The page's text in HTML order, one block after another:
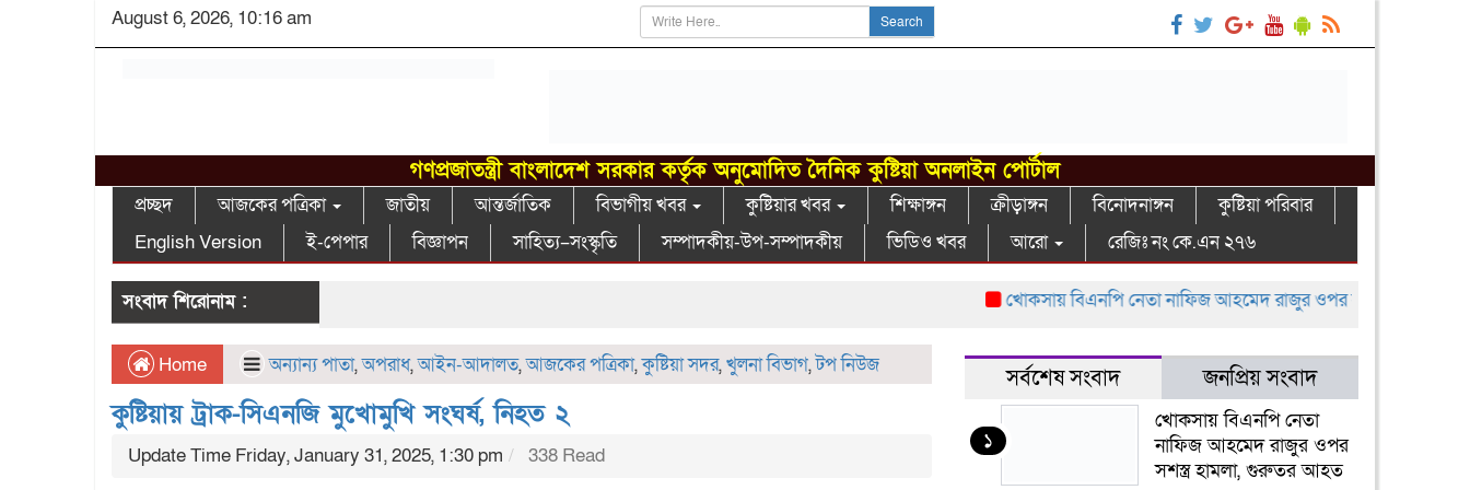
August 6, 2026, 10:16 am Search
গণপ্রজাতন্ত্রী বাংলাদেশ সরকার কর্তৃক অনুমোদিত দৈনিক কুষ্টিয়া অনলাইন পোর্টাল
প্রচ্ছদ আজকের পত্রিকা জাতীয় আন্তর্জাতিক বিভাগীয় খবর কুষ্টিয়ার খবর শিক্ষাঙ্গন ক্রীড়াঙ্গন বিনোদনাঙ্গন
কুষ্টিয়া পরিবার
English Version
ই-পেপার বিজ্ঞাপন সাহিত্য–সংস্কৃতি সম্পাদকীয়-উপ-সম্পাদকীয় ভিডিও খবর আরো রেজিঃ নং কে.এন ২৭৬
সংবাদ শিরোনাম : খোকসায় বিএনপি নেতা নাফিজ আহমেদ রাজুর ওপর সশস্ত্র হামলা, গুরুতর
Home অন্যান্য পাতা,অপরাধ,আইন-আদালত,আজকের পত্রিকা,কুষ্টিয়া সদর,খুলনা বিভাগ,টপ নিউজ
কুষ্টিয়ায় ট্রাক-সিএনজি মুখোমুখি সংঘর্ষ, নিহত ২
Update Time Friday, January 31, 2025, 1:30 pm 338 Read
সর্বশেষ সংবাদ জনপ্রিয় সংবাদ
১
খোকসায় বিএনপি নেতা
নাফিজ আহমেদ রাজুর ওপর
সশস্ত্র হামলা, গুরুতর আহত